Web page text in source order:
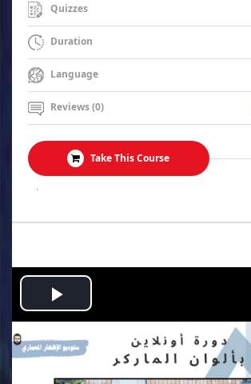
Quizzes
Duration
Language
Reviews (0)
Take This Course
.
Play
Video